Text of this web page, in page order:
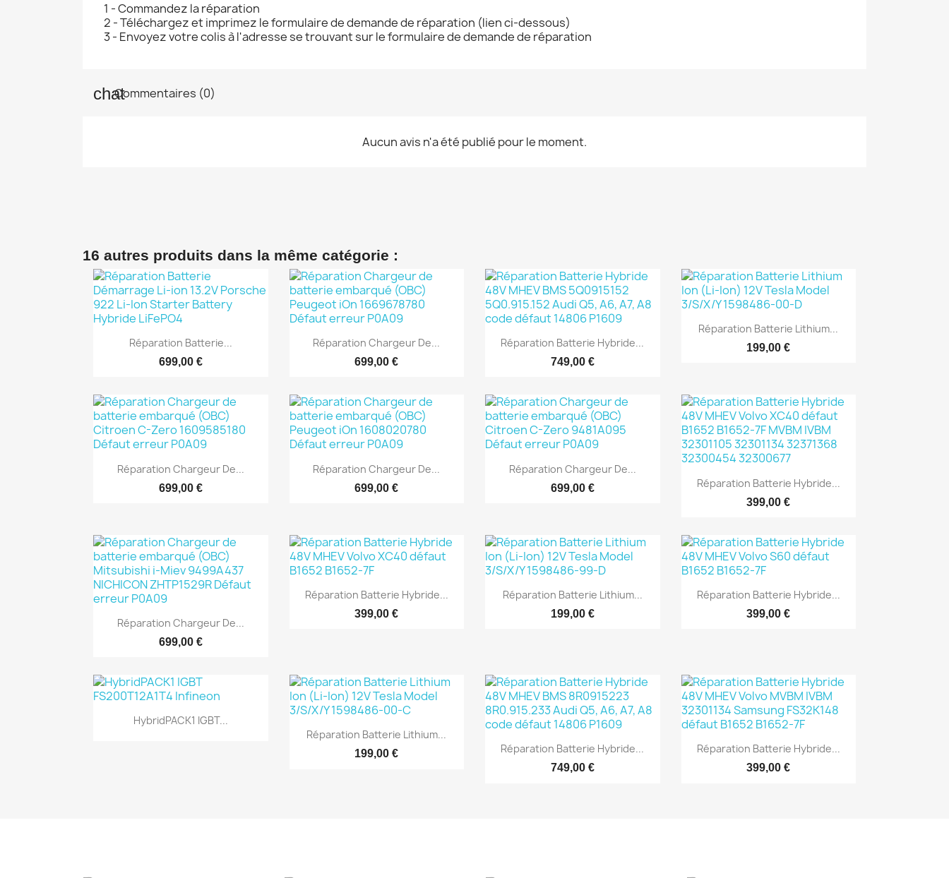
1 - Commandez la réparation
2 - Téléchargez et imprimez le formulaire de demande de réparation (lien ci-dessous)
3 - Envoyez votre colis à l'adresse se trouvant sur le formulaire de demande de réparation
Commentaires (0)
Aucun avis n'a été publié pour le moment.
16 autres produits dans la même catégorie :
 Aperçu rapide
Réparation Batterie...
699,00 €
 Aperçu rapide
Réparation Chargeur De...
699,00 €
 Aperçu rapide
Réparation Batterie Hybride...
749,00 €
 Aperçu rapide
Réparation Batterie Lithium...
199,00 €
 Aperçu rapide
Réparation Chargeur De...
699,00 €
 Aperçu rapide
Réparation Chargeur De...
699,00 €
 Aperçu rapide
Réparation Chargeur De...
699,00 €  Aperçu rapide
Réparation Batterie Hybride...
399,00 €
 Aperçu rapide
Réparation Chargeur De...
699,00 €
 Aperçu rapide
Réparation Batterie Hybride...
399,00 €
 Aperçu rapide
Réparation Batterie Lithium...
199,00 €
 Aperçu rapide
Réparation Batterie Hybride...
399,00 €
 Aperçu rapide
HybridPACK1 IGBT...
 Aperçu rapide
Réparation Batterie Lithium...
199,00 €  Aperçu rapide
Réparation Batterie Hybride...
749,00 €
 Aperçu rapide
Réparation Batterie Hybride...
399,00 €